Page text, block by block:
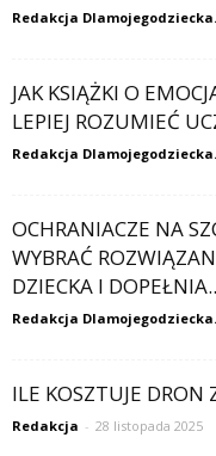
Redakcja
JAK KSIĄŻKI O
LEPIEJ ROZUMIEĆ
Redakcja
OCHRANIACZE NA
WYBRAĆ
DZIECKA I
Redakcja
ILE KOSZTUJE DRON
Redakcja - 28 listopada 2025